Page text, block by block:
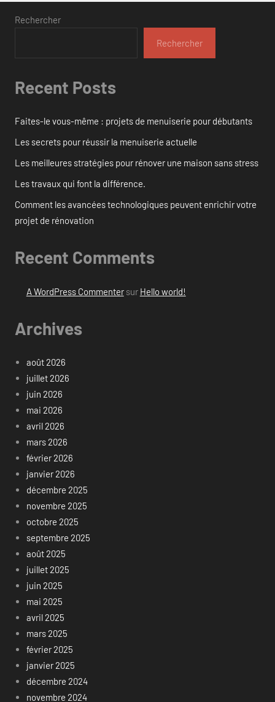
Rechercher
Rechercher
Recent Posts
Faites-le vous-même : projets de menuiserie pour débutants
Les secrets pour réussir la menuiserie actuelle
Les meilleures stratégies pour rénover une maison sans stress
Les travaux qui font la différence.
Comment les avancées technologiques peuvent enrichir votre
projet de rénovation
Recent Comments
A WordPress Commentersur Hello world!
Archives
août 2026
juillet 2026
juin 2026
mai 2026
avril 2026
mars 2026
février 2026
janvier 2026
décembre 2025
novembre 2025
octobre 2025
septembre 2025
août 2025
juillet 2025
juin 2025
mai 2025
avril 2025
mars 2025
février 2025
janvier 2025
décembre 2024
novembre 2024